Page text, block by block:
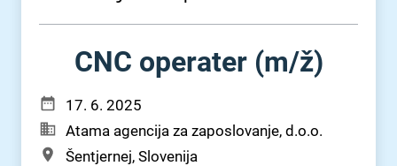
CNC operater (m⁠/⁠ž)
17. 6. 2025
Atama agencija za zaposlovanje, d.o.o.
Šentjernej, Slovenija